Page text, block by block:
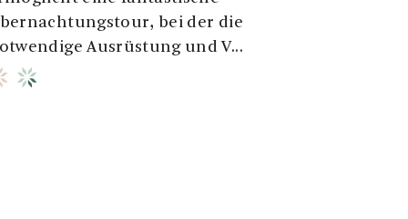
bei der die
Ausrüstung und V...